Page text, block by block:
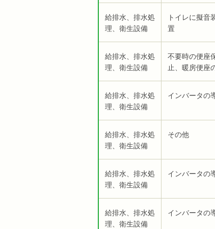
給排水、排水処
理、衛生設備
トイレに擬音
置
給排水、排水処
理、衛生設備
不要時の便座
止、暖房便座
給排水、排水処
理、衛生設備
インバータの
給排水、排水処
理、衛生設備
その他
給排水、排水処
理、衛生設備
インバータの
給排水、排水処
理、衛生設備
インバータの